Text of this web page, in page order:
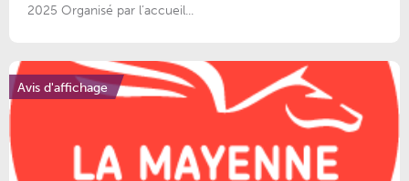
2025 Organisé par l’accueil...
Avis d'affichage